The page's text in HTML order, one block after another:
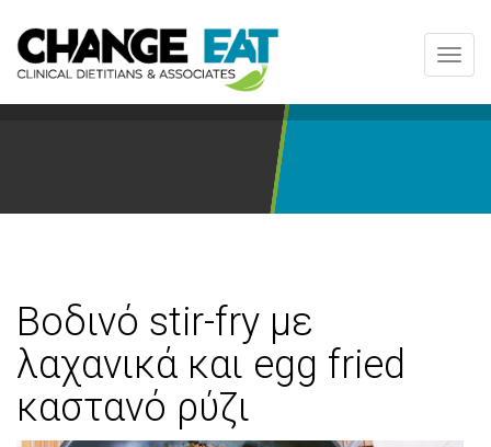
Βοδινό stir-fry με
λαχανικά και egg fried
καστανό ρύζι